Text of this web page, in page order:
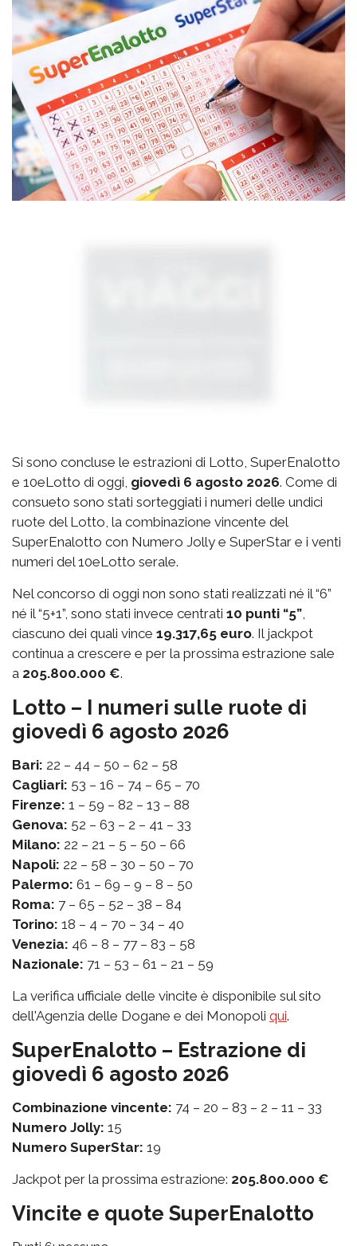
Si sono concluse le estrazioni di Lotto, SuperEnalotto
e 10eLotto di oggi, giovedì 6 agosto 2026. Come di
consueto sono stati sorteggiati i numeri delle undici
ruote del Lotto, la combinazione vincente del
SuperEnalotto con Numero Jolly e SuperStar e i venti
numeri del 10eLotto serale.
Nel concorso di oggi non sono stati realizzati né il “6”
né il “5+1”, sono stati invece centrati 10 punti “5”,
ciascuno dei quali vince 19.317,65 euro. Il jackpot
continua a crescere e per la prossima estrazione sale
a 205.800.000 €.
Lotto – I numeri sulle ruote di
giovedì 6 agosto 2026
Bari: 22 – 44 – 50 – 62 – 58
Cagliari: 53 – 16 – 74 – 65 – 70
Firenze: 1 – 59 – 82 – 13 – 88
Genova: 52 – 63 – 2 – 41 – 33
Milano: 22 – 21 – 5 – 50 – 66
Napoli: 22 – 58 – 30 – 50 – 70
Palermo: 61 – 69 – 9 – 8 – 50
Roma: 7 – 65 – 52 – 38 – 84
Torino: 18 – 4 – 70 – 34 – 40
Venezia: 46 – 8 – 77 – 83 – 58
Nazionale: 71 – 53 – 61 – 21 – 59
La verifica ufficiale delle vincite è disponibile sul sito
dell'Agenzia delle Dogane e dei Monopoli qui.
SuperEnalotto – Estrazione di
giovedì 6 agosto 2026
Combinazione vincente: 74 – 20 – 83 – 2 – 11 – 33
Numero Jolly: 15
Numero SuperStar: 19
Jackpot per la prossima estrazione: 205.800.000 €
Vincite e quote SuperEnalotto